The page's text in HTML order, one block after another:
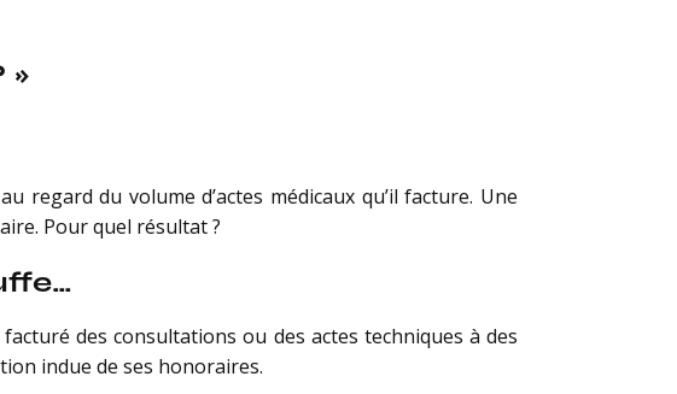
»
regard du volume d’actes médicaux qu’il facture. Une
Pour quel résultat ?
des consultations ou des actes techniques à des
indue de ses honoraires.